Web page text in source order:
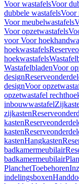
Voor wastafelsVoor
dubbele wastafelsVoor
Voor meubelwastafels
Voor opzetwastafels
voor Voor
hoekwastafels
hoekwastafels
WastafelbladenVoor
design
designVoor
opzetwastafel
inbouwwastafel
zijkasten
kasten
kasten
kastenHangkasten
badkamermeubilair
badkamermeubilair
PlanchetToebehoren
indelingsboxen